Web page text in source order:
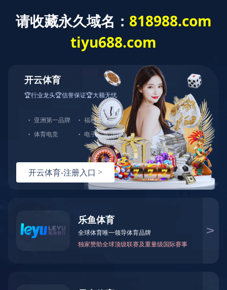
万搏在线
万搏在线 产品展示 冷冻切片机